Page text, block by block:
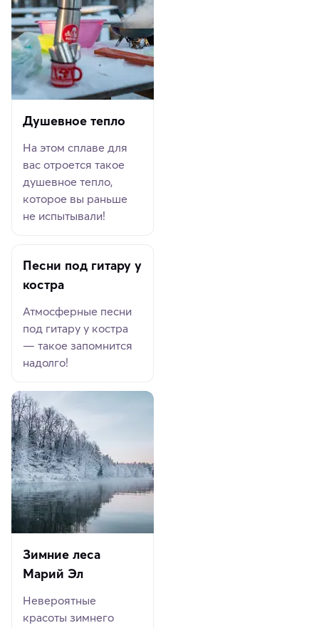
Душевное тепло
На этом сплаве для
вас отроется такое
душевное тепло,
которое вы раньше
не испытывали!
Песни под гитару у
костра
Атмосферные песни
под гитару у костра
— такое запомнится
надолго!
Зимние леса
Марий Эл
Невероятные
красоты зимнего